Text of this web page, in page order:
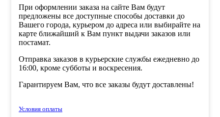
При оформлении заказа на сайте Вам будут
предложены все доступные способы доставки до
Вашего города, курьером до адреса или выбирайте на
карте ближайший к Вам пункт выдачи заказов или
постамат.
Отправка заказов в курьерские службы ежедневно до
16:00, кроме субботы и воскресения.
Гарантируем Вам, что все заказы будут доставлены!
Условия оплаты